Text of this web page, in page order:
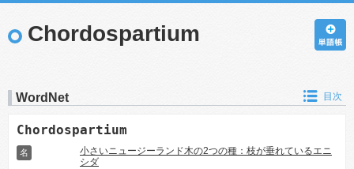
Chordospartium
WordNet 目次
Chordospartium
名
小さいニュージーランド木の2つの種：枝が垂れているエニ
シダ